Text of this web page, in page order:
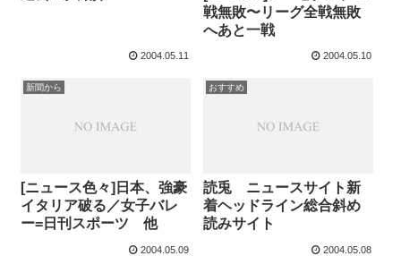
2004.05.11
戦無敗〜リーグ全戦無敗
へあと一戦
2004.05.10
新聞から
[ニュース色々]日本、強豪
イタリア破る／女子バレ
ー=日刊スポーツ 他
2004.05.09
おすすめ
読兎 ニュースサイト新
着ヘッドライン総合斜め
読みサイト
2004.05.08